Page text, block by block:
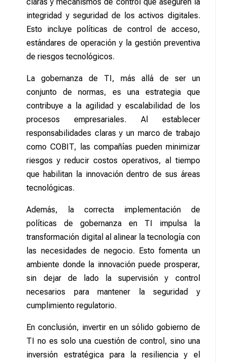
integridad y seguridad de los activos digitales.
Esto incluye políticas de control de acceso,
estándares de operación y la gestión preventiva
de riesgos tecnológicos.
La gobernanza de TI, más allá de ser un
conjunto de normas, es una estrategia que
contribuye a la agilidad y escalabilidad de los
procesos empresariales. Al establecer
responsabilidades claras y un marco de trabajo
como COBIT, las compañías pueden minimizar
riesgos y reducir costos operativos, al tiempo
que habilitan la innovación dentro de sus áreas
tecnológicas.
Además, la correcta implementación de
políticas de gobernanza en TI impulsa la
transformación digital al alinear la tecnología con
las necesidades de negocio. Esto fomenta un
ambiente donde la innovación puede prosperar,
sin dejar de lado la supervisión y control
necesarios para mantener la seguridad y
cumplimiento regulatorio.
En conclusión, invertir en un sólido gobierno de
TI no es solo una cuestión de control, sino una
inversión estratégica para la resiliencia y el